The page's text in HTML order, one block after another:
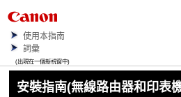
使用本指南
詞彙
(出現在一個新視窗中)
安裝指南(無線路由器和 印表